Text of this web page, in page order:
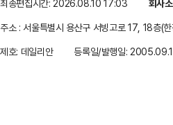
최종편집시간: 2026.08.10 17:03 회사
주소 : 서울특별시 용산구 서빙고로 17, 18층(
제호: 데일리안
등록일/발행일: